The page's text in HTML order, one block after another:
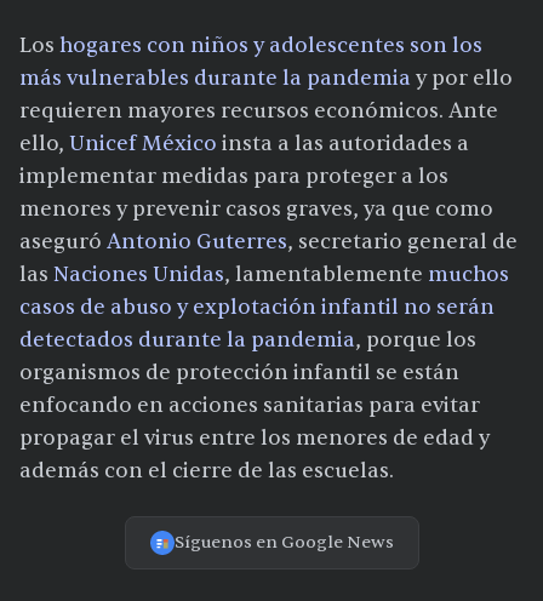
Los hogares con niños y adolescentes son los
más vulnerables durante la pandemia y por ello
requieren mayores recursos económicos. Ante
ello, Unicef México insta a las autoridades a
implementar medidas para proteger a los
menores y prevenir casos graves, ya que como
aseguró Antonio Guterres, secretario general de
las Naciones Unidas, lamentablemente muchos
casos de abuso y explotación infantil no serán
detectados durante la pandemia, porque los
organismos de protección infantil se están
enfocando en acciones sanitarias para evitar
propagar el virus entre los menores de edad y
además con el cierre de las escuelas.
Síguenos en Google News